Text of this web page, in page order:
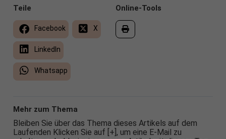
Online-Tools
Teile
Facebook X
LinkedIn
Whatsapp
Mehr zum Thema
Bleiben Sie über das Thema dieses Artikels auf dem
Laufenden Klicken Sie auf [+], um eine E-Mail zu